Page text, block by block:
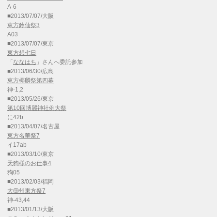
A-6
■2013/07/07/大阪
東方鈴仙祭3
A03
■2013/07/07/東京
東方想七日
「 ななはち 」さんへ委託参加
■2013/06/30/広島
東方椰麟祭第四幕
神-1,2
■2013/05/26/東京
第10回博麗神社例大祭
に42b
■2013/04/07/名古屋
東方名華祭7
イ17ab
■2013/03/10/東京
天狗様のお仕事4
狗05
■2013/02/03/福岡
大⑨州東方祭7
神-43,44
■2013/01/13/大阪